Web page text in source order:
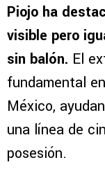
Piojo ha
visible pero
sin balón. El
fundamental
México,
una línea de
posesión.